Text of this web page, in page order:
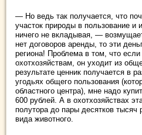
— Но ведь так получается, что
участок природы в пользование и
ничего не вкладывая, —
нет договоров аренды, то эти
региона! Проблема в том, что
охотхозяйствам, он уходит из
результате ценник получается в
угодьях общего пользования
областного центра), мне надо
600 рублей. А в охотхозяйствах
полутора до пары десятков
вида животного.